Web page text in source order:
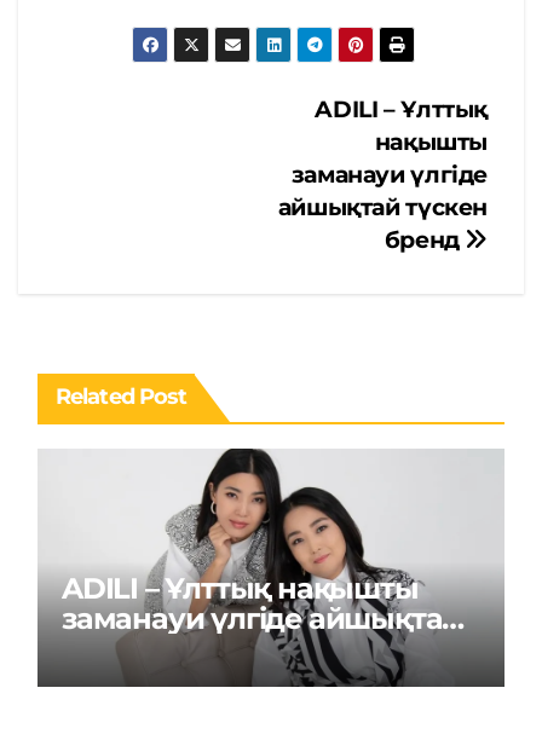
навигациясы
ADILI – Ұлттық
нақышты
заманауи үлгіде
айшықтай түскен
бренд
Related Post
ADILI – Ұлттық нақышты
заманауи үлгіде айшықтай
түскен бренд